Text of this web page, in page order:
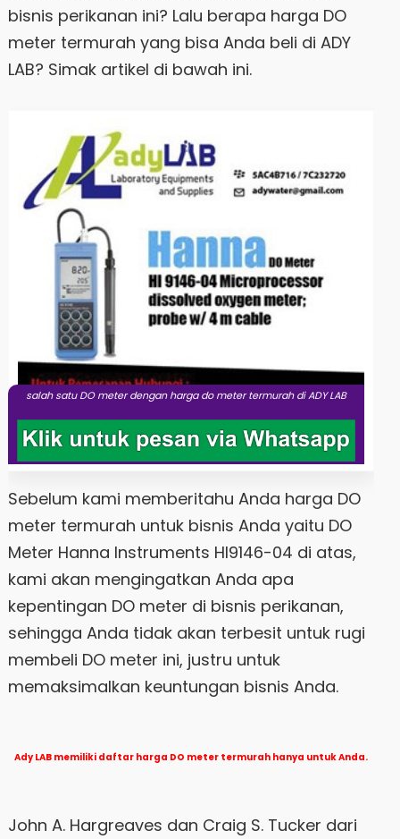
bisnis perikanan ini? Lalu berapa harga DO
meter termurah yang bisa Anda beli di ADY
LAB? Simak artikel di bawah ini.
salah satu DO meter dengan harga do meter termurah di ADY LAB
Sebelum kami memberitahu Anda harga DO
meter termurah untuk bisnis Anda yaitu DO
Meter Hanna Instruments HI9146-04 di atas,
kami akan mengingatkan Anda apa
kepentingan DO meter di bisnis perikanan,
sehingga Anda tidak akan terbesit untuk rugi
membeli DO meter ini, justru untuk
memaksimalkan keuntungan bisnis Anda.
Ady LAB memiliki daftar harga DO meter termurah hanya untuk Anda.
John A. Hargreaves dan Craig S. Tucker dari